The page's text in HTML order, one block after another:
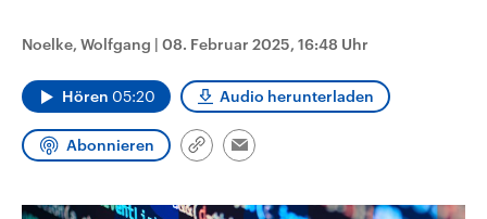
Landtagswahl Sachsen-Anhalt
2026
Alle Informationen
Sachsen-Anhalt wählt am 6.
Bundesland von einer Koalition aus
USA
mit großem Einfluss auf
Noelke, Wolfgang | 08. Februar 2025, 16:48 Uhr
Hören 05:20 Audio herunterladen
Abonnieren
Link
Email